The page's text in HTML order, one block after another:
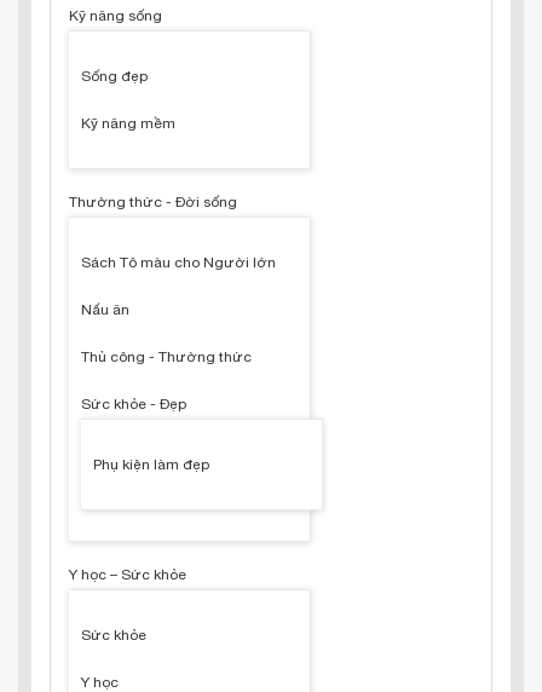
Kỹ năng sống
Sống đẹp
Kỹ năng mềm
Thường thức - Đời sống
Sách Tô màu cho Người lớn
Nấu ăn
Thủ công - Thường thức
Sức khỏe - Đẹp
Phụ kiện làm đẹp
Y học – Sức khỏe
Sức khỏe
Y học